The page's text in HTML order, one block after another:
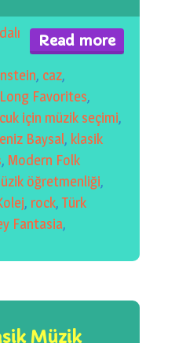
Read more
, caz,
Favorites,
için müzik seçimi,
Baysal, klasik
, Modern Folk
öğretmenliği,
, rock,Türk
Fantasia,
Müzik